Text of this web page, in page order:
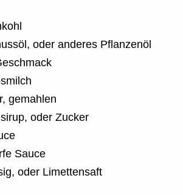
oder anderes Pflanzenöl
gemahlen
oder Zucker
Sauce
oder Limettensaft